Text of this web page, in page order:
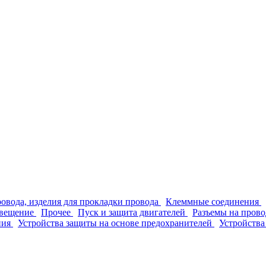
изделия для прокладки провода
Клеммные соединения
Прочее Пуск и защита двигателей
Разъемы на
Устройства защиты на основе предохранителей